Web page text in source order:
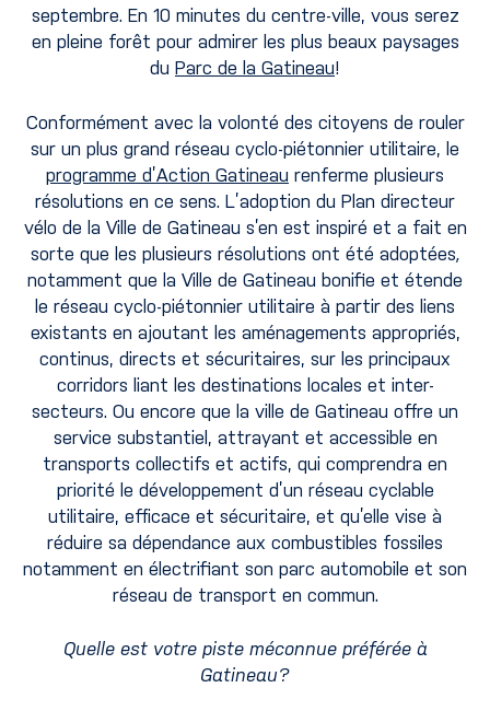
septembre. En 10 minutes du centre-ville, vous serez
en pleine forêt pour admirer les plus beaux paysages
du Parc de la Gatineau!
Conformément avec la volonté des citoyens de rouler
sur un plus grand réseau cyclo-piétonnier utilitaire, le
programme d’Action Gatineau renferme plusieurs
résolutions en ce sens. L’adoption du Plan directeur
vélo de la Ville de Gatineau s’en est inspiré et a fait en
sorte que les plusieurs résolutions ont été adoptées,
notamment que la Ville de Gatineau bonifie et étende
le réseau cyclo-piétonnier utilitaire à partir des liens
existants en ajoutant les aménagements appropriés,
continus, directs et sécuritaires, sur les principaux
corridors liant les destinations locales et inter-
secteurs. Ou encore que la ville de Gatineau offre un
service substantiel, attrayant et accessible en
transports collectifs et actifs, qui comprendra en
priorité le développement d’un réseau cyclable
utilitaire, efficace et sécuritaire, et qu’elle vise à
réduire sa dépendance aux combustibles fossiles
notamment en électrifiant son parc automobile et son
réseau de transport en commun.
Quelle est votre piste méconnue préférée à
Gatineau?